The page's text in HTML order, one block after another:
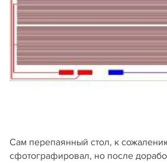
Сам перепаянный стол, к
сфотографировал, но после